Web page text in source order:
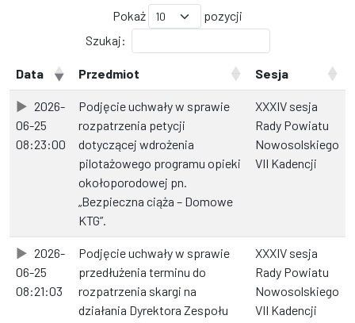
Pokaż
pozycji
Szukaj:
Data Przedmiot Sesja
2026-
06-25
08:23:00
Podjęcie uchwały w sprawie
rozpatrzenia petycji
dotyczącej wdrożenia
pilotażowego programu opieki
okołoporodowej pn.
„Bezpieczna ciąża – Domowe
KTG”.
XXXIV sesja
Rady Powiatu
Nowosolskiego
VII Kadencji
2026-
06-25
08:21:03
Podjęcie uchwały w sprawie
przedłużenia terminu do
rozpatrzenia skargi na
działania Dyrektora Zespołu
XXXIV sesja
Rady Powiatu
Nowosolskiego
VII Kadencji